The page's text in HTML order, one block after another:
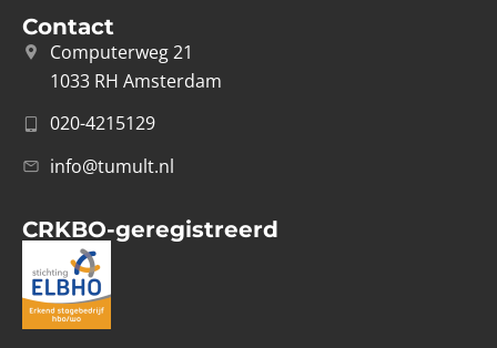
Contact
Computerweg 21
1033 RH Amsterdam
020-4215129
info@tumult.nl
CRKBO-geregistreerd